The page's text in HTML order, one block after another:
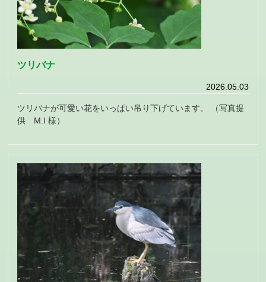
ツリバナ
2026.05.03
ツリバナが可愛い花をいっぱい吊り下げています。 （写真提
供 M.I 様）